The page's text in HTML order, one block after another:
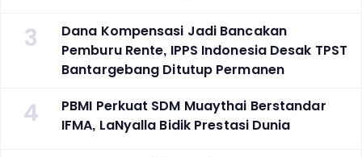
3
Dana Kompensasi Jadi Bancakan
Pemburu Rente, IPPS Indonesia Desak TPST
Bantargebang Ditutup Permanen
4
PBMI Perkuat SDM Muaythai Berstandar
IFMA, LaNyalla Bidik Prestasi Dunia